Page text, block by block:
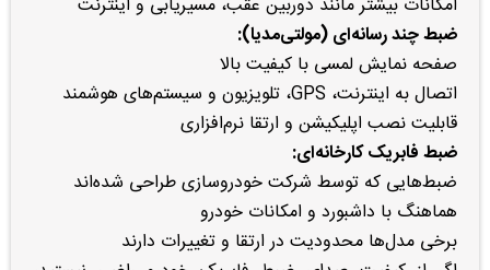
امکانات بیشتر مانند دوربین عقب، مسیریابی و اینترنت
ضبط چند رسانه‌ای (مولتی‌مدیا):
صفحه نمایش لمسی با کیفیت بالا
اتصال به اینترنت، GPS، تلویزیون و سیستم‌های هوشمند
قابلیت نصب اپلیکیشن و ارتقا نرم‌افزاری
ضبط فابریک کارخانه‌ای:
ضبط‌هایی که توسط شرکت خودروسازی طراحی شده‌اند
هماهنگ با داشبورد و امکانات خودرو
برخی مدل‌ها محدودیت در ارتقا و تغییرات دارند